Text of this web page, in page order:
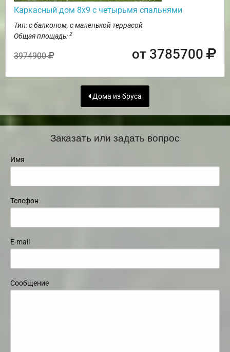
Каркасный дом 8х9 с четырьмя спальнями
Тип: с балконом, с маленькой террасой
Общая площадь: 2
3974900 от 3785700
Дома из бруса
Заказать или задать вопрос
Имя
Телефон
E-mail
Сообщение